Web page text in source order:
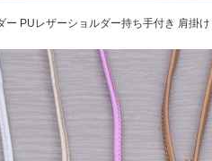
ー PUレザーショルダー持ち手付き 肩掛